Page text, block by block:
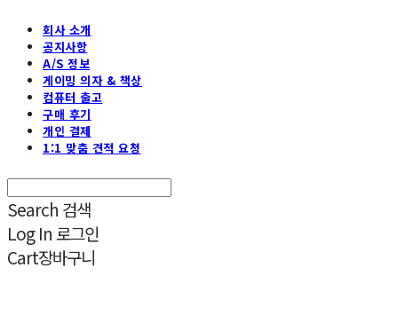
회사 소개
공지사항
A/S 정보
게이밍 의자 & 책상
컴퓨터 출고
구매 후기
개인 결제
1:1 맞춤 견적 요청
Search 검색
Log In 로그인
Cart장바구니